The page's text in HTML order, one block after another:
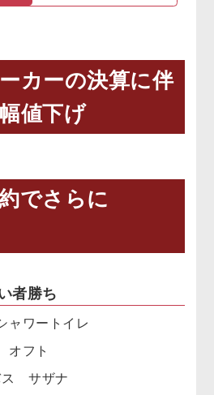
カーの決算に伴
値下げ
でさらに
者勝ち
ャワートイレ
フト
ス サザナ